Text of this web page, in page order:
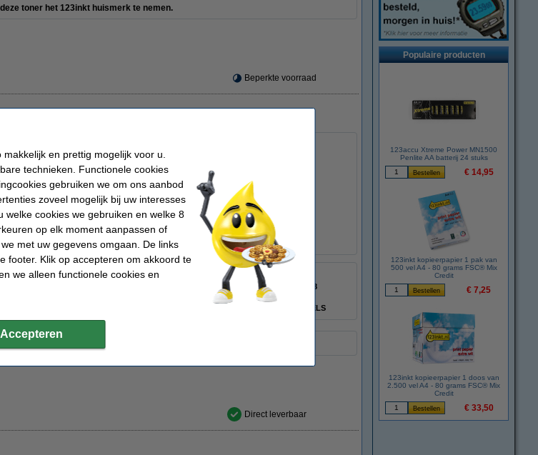
toner het 123inkt huismerk te nemen.
Beperkte voorraad
toner zwart
Samsung
gecertificeerde fabrikant (dus volgens de hoogste kwaliteitsnormen).
stukken goedkoper!!!
over de kwaliteit van onze toners.
product 100% garantie.
123inkt
8718237009988
033562
SCX-D4725A/ELS
Direct leverbaar
Populaire producten
123accu Xtreme Power MN1500
Penlite AA batterij 24 stuks
€ 14,95
123inkt kopieerpapier 1 pak van
500 vel A4 - 80 grams FSC® Mix
Credit
€ 7,25
123inkt kopieerpapier 1 doos van
2.500 vel A4 - 80 grams FSC® Mix
Credit
€ 33,50
en prettig mogelijk voor u.
technieken. Functionele cookies
gebruiken we om ons aanbod
zoveel mogelijk bij uw interesses
welke cookies we gebruiken en welke 8
op elk moment aanpassen of
met uw gegevens omgaan. De links
footer. Klik op accepteren om akkoord te
we alleen functionele cookies en
Accepteren